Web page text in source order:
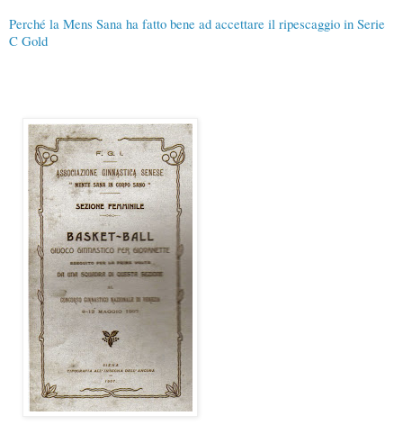
Perché la Mens Sana ha fatto bene ad accettare il ripescaggio in Serie
C Gold